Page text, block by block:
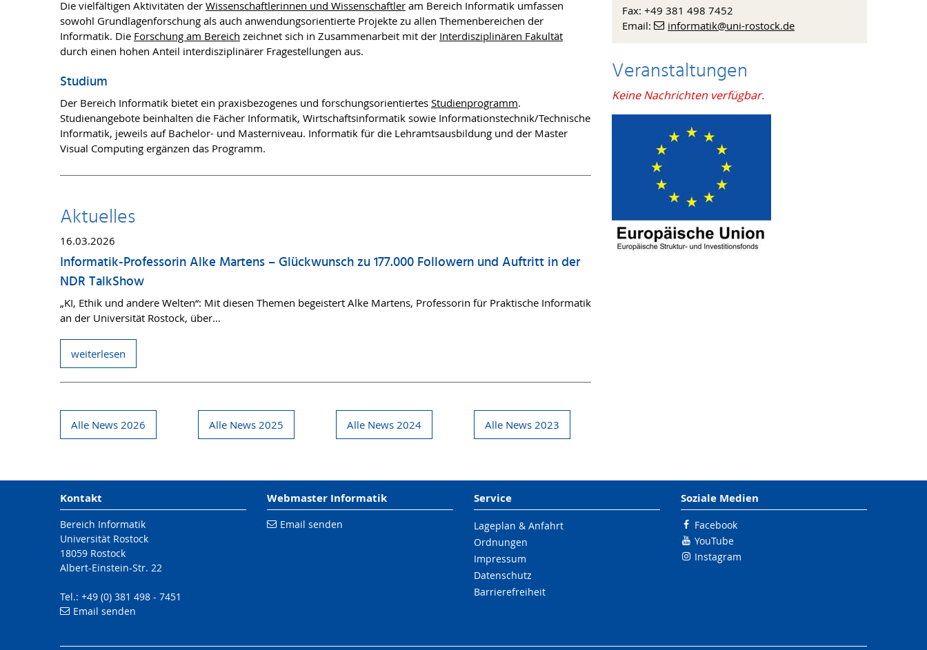
Die vielfältigen Aktivitäten der Wissenschaftlerinnen und Wissenschaftler am Bereich Informatik umfassen
sowohl Grundlagenforschung als auch anwendungsorientierte Projekte zu allen Themenbereichen der
Informatik. Die Forschung am Bereich zeichnet sich in Zusammenarbeit mit der Interdisziplinären Fakultät
durch einen hohen Anteil interdisziplinärer Fragestellungen aus.
Studium
Der Bereich Informatik bietet ein praxisbezogenes und forschungsorientiertes Studienprogramm.
Studienangebote beinhalten die Fächer Informatik, Wirtschaftsinformatik sowie Informationstechnik/Technische
Informatik, jeweils auf Bachelor- und Masterniveau. Informatik für die Lehramtsausbildung und der Master
Visual Computing ergänzen das Programm.
Aktuelles
16.03.2026
Informatik-Professorin Alke Martens – Glückwunsch zu 177.000 Followern und Auftritt in der
NDR TalkShow
„KI, Ethik und andere Welten“: Mit diesen Themen begeistert Alke Martens, Professorin für Praktische Informatik
an der Universität Rostock, über…
weiterlesen
Alle News 2026 Alle News 2025 Alle News 2024 Alle News 2023
Fax: +49 381 498 7452
Email:
informatik@uni-rostock.de
Veranstaltungen
Keine Nachrichten verfügbar.
Kontakt
Bereich Informatik
Universität Rostock
18059 Rostock
Albert-Einstein-Str. 22
Tel.: +49 (0) 381 498 - 7451
Email senden
Webmaster Informatik
Email senden
Service
Lageplan & Anfahrt
Ordnungen
Impressum
Datenschutz
Barrierefreiheit
Soziale Medien
Facebook
YouTube
Instagram